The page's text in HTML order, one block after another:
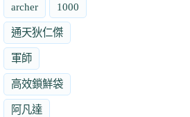
archer 1000
通天狄仁傑
軍師
高效鎖鮮袋
阿凡達